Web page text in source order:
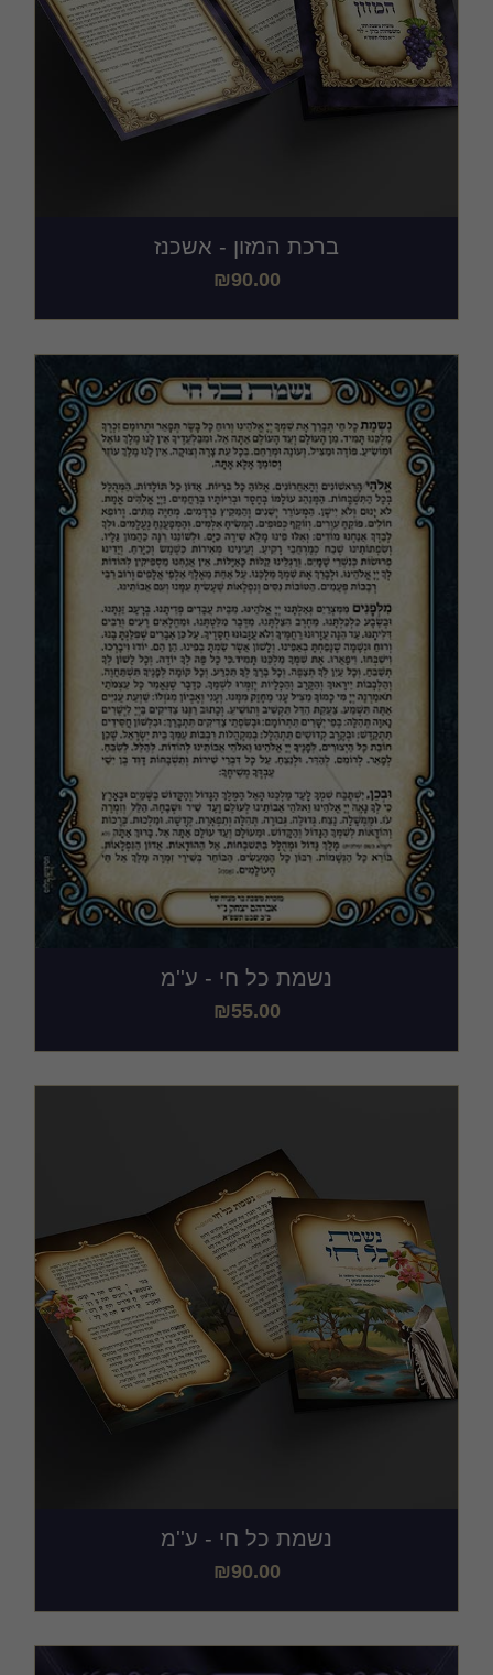
ברכת המזון - אשכנז
₪90.00
נשמת כל חי - ע''מ
₪55.00
נשמת כל חי - ע''מ
₪90.00